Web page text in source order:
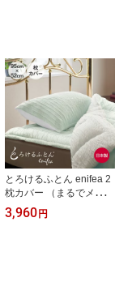
200cm 180×200cm 200×
200cm 綿 日本製 洗える
あったか 冬 防寒 寒さ対
策 軽量
とろけるふとん enifea 2
枕カバー （まるでメレン
ゲのようにふんわりと軽
く、クレープのようにし
3,960 円